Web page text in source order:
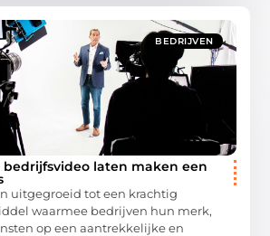
BEDRIJVEN
bedrijfsvideo laten maken een
uitgegroeid tot een krachtig
waarmee bedrijven hun merk,
op een aantrekkelijke en